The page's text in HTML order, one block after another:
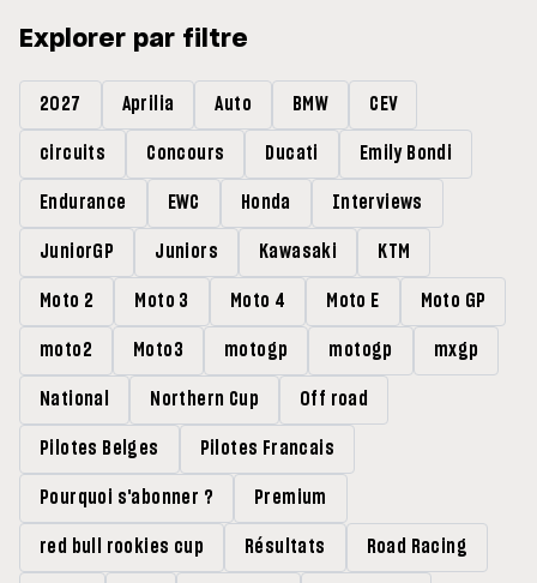
Explorer par filtre
2027 Aprilia Auto BMW CEV
circuits Concours Ducati Emily Bondi
Endurance EWC Honda Interviews
JuniorGP Juniors Kawasaki KTM
Moto 2 Moto 3 Moto 4 Moto E Moto GP
moto2 Moto3 motogp motogp mxgp
National Northern Cup Off road
Pilotes Belges Pilotes Francais
Pourquoi s'abonner ? Premium
red bull rookies cup Résultats Road Racing